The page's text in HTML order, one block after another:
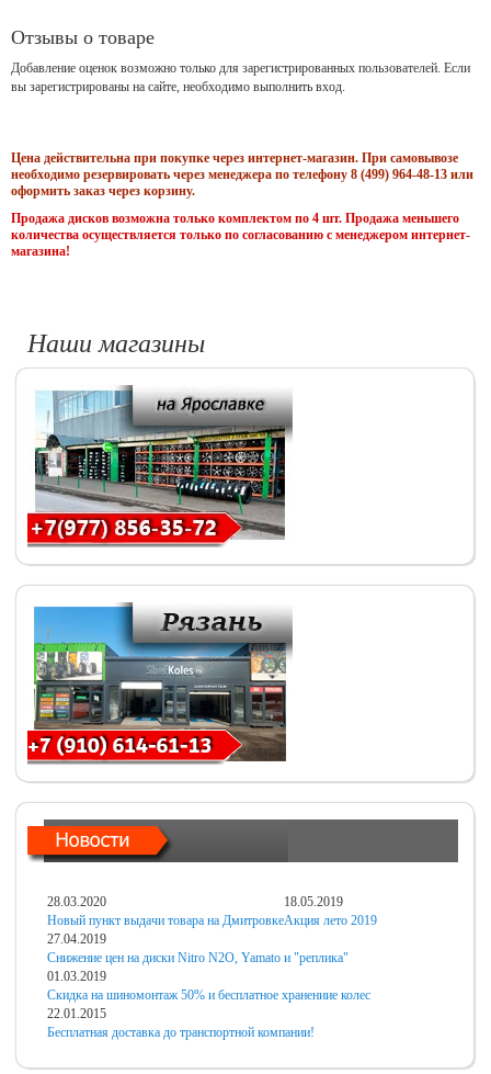
Отзывы о товаре
Добавление оценок возможно только для зарегистрированных пользователей. Если
вы зарегистрированы на сайте, необходимо выполнить вход.
Цена действительна при покупке через интернет-магазин. При самовывозе
необходимо резервировать через менеджера по телефону 8 (499) 964-48-13 или
оформить заказ через корзину.
Продажа дисков возможна только комплектом по 4 шт. Продажа меньшего
количества осуществляется только по согласованию с менеджером интернет-
магазина!
Наши магазины
28.03.2020
Новый пункт выдачи товара на Дмитровке
18.05.2019
Акция лето 2019
27.04.2019
Снижение цен на диски Nitro N2O, Yamato и "реплика"
01.03.2019
Скидка на шиномонтаж 50% и бесплатное хранениие колес
22.01.2015
Бесплатная доставка до транспортной компании!